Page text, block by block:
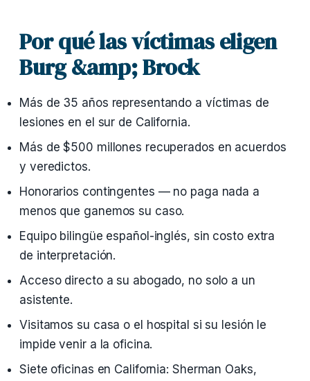
Por qué las víctimas eligen
Burg &amp; Brock
Más de 35 años representando a víctimas de
lesiones en el sur de California.
Más de $500 millones recuperados en acuerdos
y veredictos.
Honorarios contingentes — no paga nada a
menos que ganemos su caso.
Equipo bilingüe español-inglés, sin costo extra
de interpretación.
Acceso directo a su abogado, no solo a un
asistente.
Visitamos su casa o el hospital si su lesión le
impide venir a la oficina.
Siete oficinas en California: Sherman Oaks,